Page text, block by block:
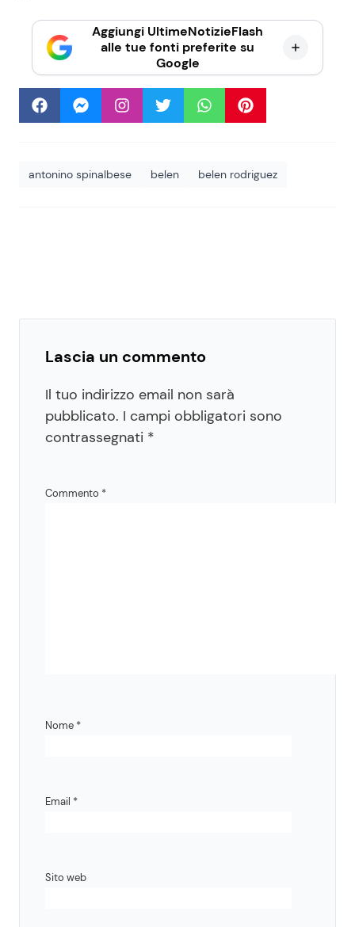
Aggiungi UltimeNotizieFlash
alle tue fonti preferite su
Google
antonino spinalbese belen belen rodriguez
Lascia un commento
Il tuo indirizzo email non sarà
pubblicato. I campi obbligatori sono
contrassegnati *
Commento *
Nome *
Email *
Sito web